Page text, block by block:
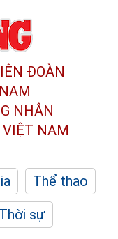
ĐOÀN
NHÂN
VIỆT NAM
Thể thao
Thời sự